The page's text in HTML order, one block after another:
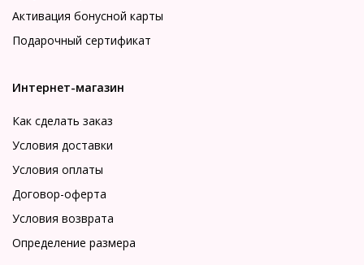
Активация бонусной карты
Подарочный сертификат
Интернет-магазин
Как сделать заказ
Условия доставки
Условия оплаты
Договор-оферта
Условия возврата
Определение размера